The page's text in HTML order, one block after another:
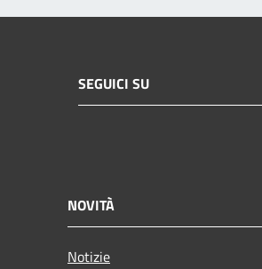
SEGUICI SU
NOVITÀ
Notizie